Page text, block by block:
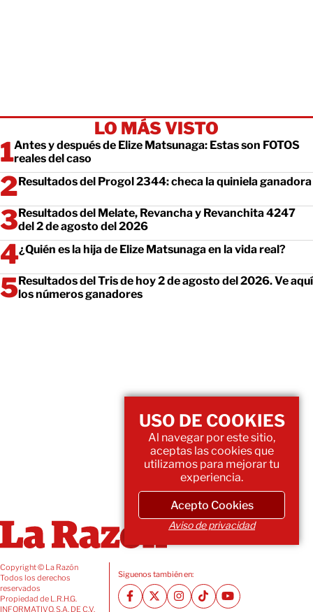
LO MÁS VISTO
Antes y después de Elize Matsunaga: Estas son FOTOS
reales del caso
Resultados del Progol 2344: checa la quiniela ganadora
Resultados del Melate, Revancha y Revanchita 4247
del 2 de agosto del 2026
¿Quién es la hija de Elize Matsunaga en la vida real?
Resultados del Tris de hoy 2 de agosto del 2026. Ve aquí
los números ganadores
Copyright © La Razón
Todos los derechos
reservados
Propiedad de L.R.H.G.
INFORMATIVO, S.A. DE C.V.
Siguenos también en:
USO DE COOKIES
Al navegar por este sitio,
aceptas las cookies que
utilizamos para mejorar tu
experiencia.
Acepto Cookies
Aviso de privacidad